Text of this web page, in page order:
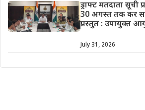
ड्राफ्ट मतदाता सूची
30 अगस्त तक कर
प्रस्तुत :
July 31, 2026